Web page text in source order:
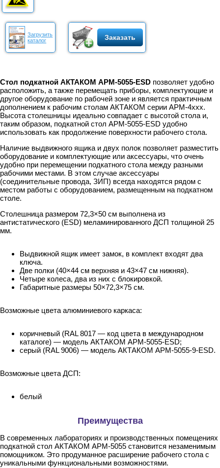
Загрузить
каталог
Заказать
Стол подкатной АКТАКОМ АРМ-5055-ESD позволяет удобно
расположить, а также перемещать приборы, комплектующие и
другое оборудование по рабочей зоне и является практичным
дополнением к рабочим столам АКТАКОМ серии АРМ-4ххх.
Высота столешницы идеально совпадает с высотой стола и,
таким образом, подкатной стол АРМ-5055-ESD удобно
использовать как продолжение поверхности рабочего стола.
Наличие выдвижного ящика и двух полок позволяет разместить
оборудование и комплектующие или аксессуары, что очень
удобно при перемещении подкатного стола между разными
рабочими местами. В этом случае аксессуары
(соединительные провода, ЗИП) всегда находятся рядом с
местом работы с оборудованием, размещенным на подкатном
столе.
Столешница размером 72,3×50 см выполнена из
антистатического (ESD) меламинированного ДСП толщиной 25
мм.
Выдвижной ящик имеет замок, в комплект входят два
ключа.
Две полки (40×44 см верхняя и 43×47 см нижняя).
Четыре колеса, два из них с блокировкой.
Габаритные размеры 50×72,3×75 см.
Возможные цвета алюминиевого каркаса:
коричневый (RAL 8017 — код цвета в международном
каталоге) — модель АКТАКОМ АРМ-5055-ESD;
серый (RAL 9006) — модель АКТАКОМ АРМ-5055-9-ESD.
Возможные цвета ДСП:
белый
Преимущества
В современных лабораториях и производственных помещениях
подкатной стол АКТАКОМ АРМ-5055 становится незаменимым
помощником. Это продуманное расширение рабочего стола с
уникальными функциональными возможностями.